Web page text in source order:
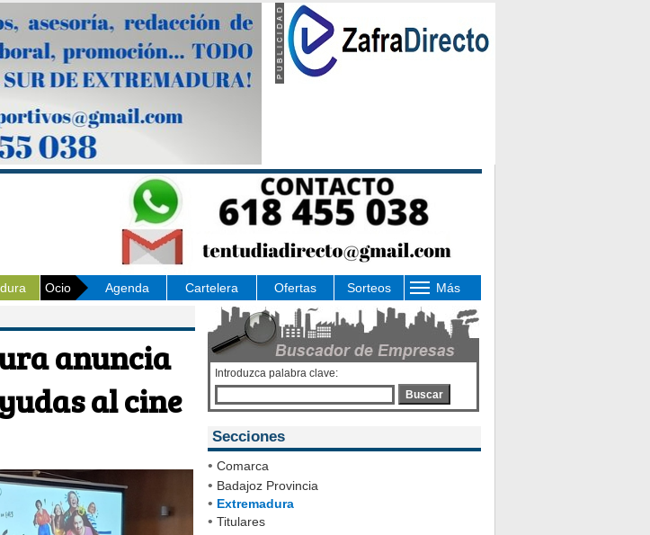
Ocio Agenda Cartelera Ofertas Sorteos Más
anuncia
al cine
Introduzca palabra clave:
Buscar
Secciones
• Comarca
• Badajoz Provincia
• Extremadura
• Titulares